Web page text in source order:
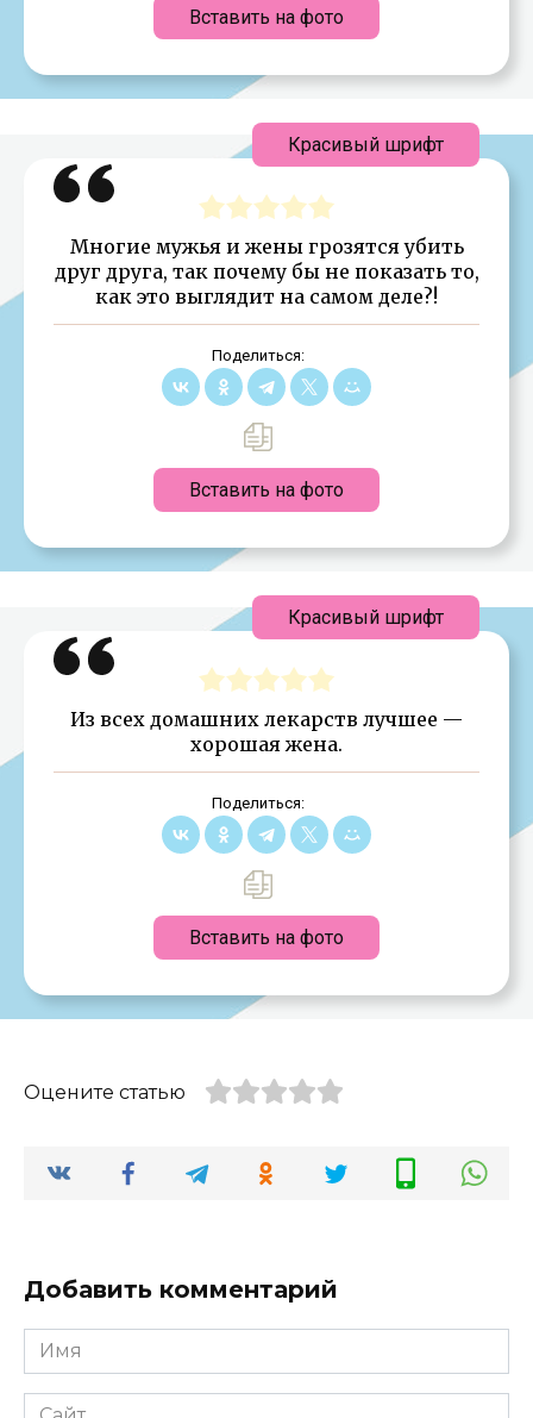
Вставить на фото
Многие мужья и жены грозятся убить
друг друга, так почему бы не показать то,
как это выглядит на самом деле?!
Поделиться:
Вставить на фото
Красивый шрифт
Из всех домашних лекарств лучшее —
хорошая жена.
Поделиться:
Вставить на фото
Красивый шрифт
Оцените статью
Добавить комментарий
Имя
*
Сайт